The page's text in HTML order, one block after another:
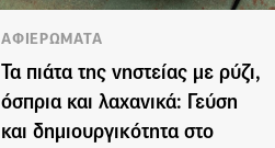
ΑΦΙΕΡΩΜΑΤΑ
Τα πιάτα της νηστείας με ρύζι,
όσπρια και λαχανικά: Γεύση
και δημιουργικότητα στο